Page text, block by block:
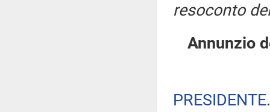
resoconto
Annunzio
PRESIDENTE